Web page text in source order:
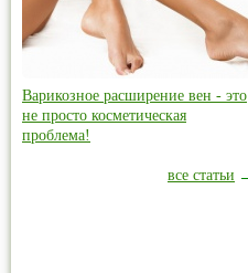
Варикозное расширение вен - это
не просто косметическая
проблема!
все статьи